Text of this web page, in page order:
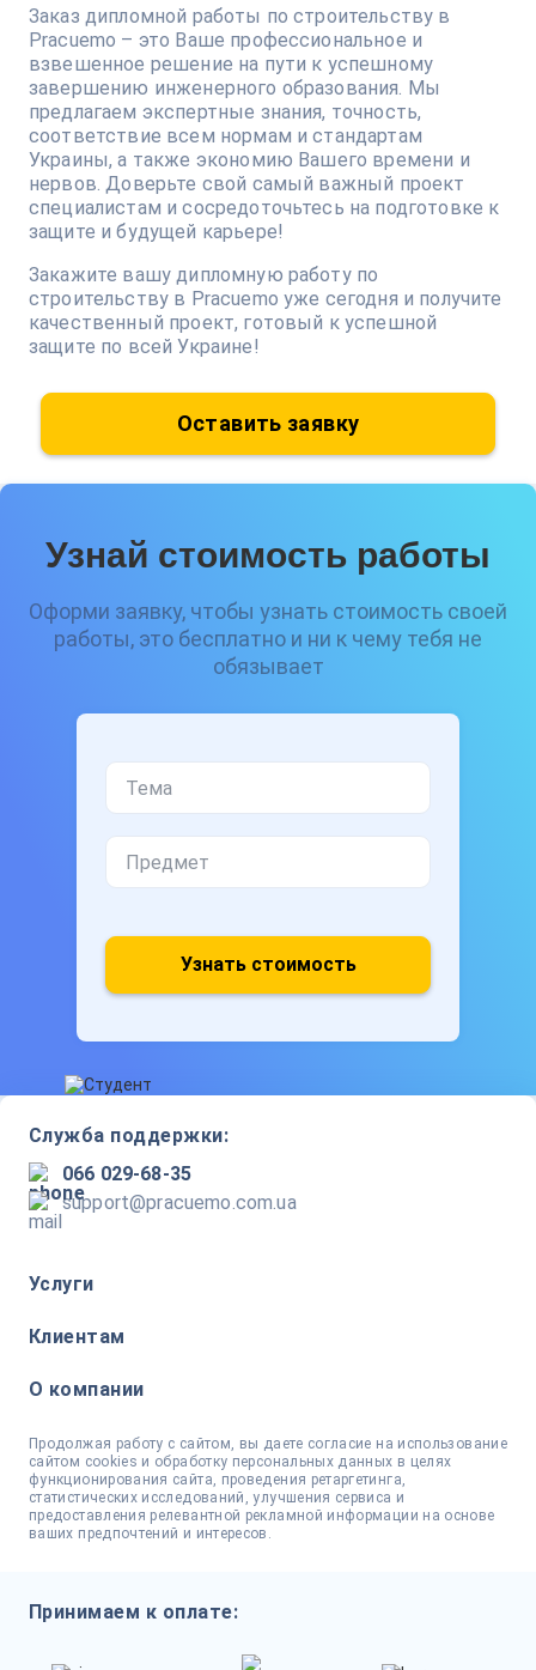
Заказ дипломной работы по строительству в
Pracuemo – это Ваше профессиональное и
взвешенное решение на пути к успешному
завершению инженерного образования. Мы
предлагаем экспертные знания, точность,
соответствие всем нормам и стандартам
Украины, а также экономию Вашего времени и
нервов. Доверьте свой самый важный проект
специалистам и сосредоточьтесь на подготовке к
защите и будущей карьере!
Закажите вашу дипломную работу по
строительству в Pracuemo уже сегодня и получите
качественный проект, готовый к успешной
защите по всей Украине!
Оставить заявку
Узнай стоимость работы
Оформи заявку, чтобы узнать стоимость своей
работы, это бесплатно и ни к чему тебя не
обязывает
Узнать стоимость
Служба поддержки:
066 029-68-35
support@pracuemo.com.ua
Услуги
Клиентам
О компании
Продолжая работу с сайтом, вы даете согласие на использование
сайтом cookies и обработку персональных данных в целях
функционирования сайта, проведения ретаргетинга,
статистических исследований, улучшения сервиса и
предоставления релевантной рекламной информации на основе
ваших предпочтений и интересов.
Принимаем к оплате: